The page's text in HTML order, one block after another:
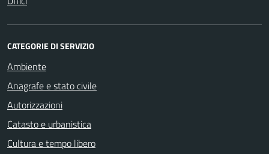
CATEGORIE DI SERVIZIO
Ambiente
Anagrafe e stato civile
Autorizzazioni
Catasto e urbanistica
Cultura e tempo libero